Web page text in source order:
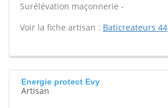
Surélévation maçonnerie -
Voir la fiche artisan : Baticreateurs 44
Energie protect Evy
Artisan